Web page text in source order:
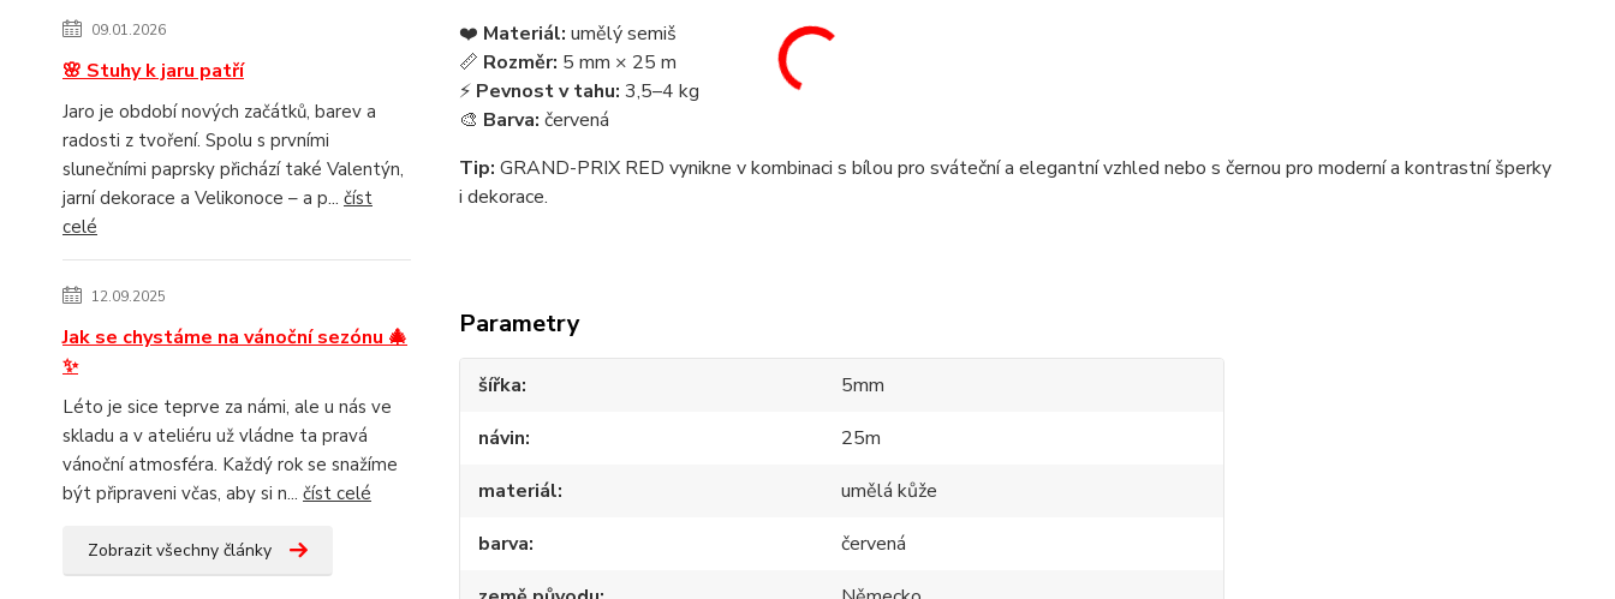
09.01.2026
🌸 Stuhy k jaru patří
Jaro je období nových začátků, barev a
radosti z tvoření. Spolu s prvními
slunečními paprsky přichází také Valentýn,
jarní dekorace a Velikonoce – a p... číst
celé
12.09.2025
Jak se chystáme na vánoční sezónu 🎄
✨
Léto je sice teprve za námi, ale u nás ve
skladu a v ateliéru už vládne ta pravá
vánoční atmosféra. Každý rok se snažíme
být připraveni včas, aby si n... číst celé
Zobrazit všechny články
❤️ Materiál: umělý semiš
📏 Rozměr: 5 mm × 25 m
⚡ Pevnost v tahu: 3,5–4 kg
🎨 Barva: červená
Tip: GRAND-PRIX RED vynikne v kombinaci s bílou pro sváteční a elegantní vzhled nebo s černou pro moderní a kontrastní šperky
i dekorace.
Parametry
šířka
5mm
návin
25m
materiál
umělá kůže
barva
červená